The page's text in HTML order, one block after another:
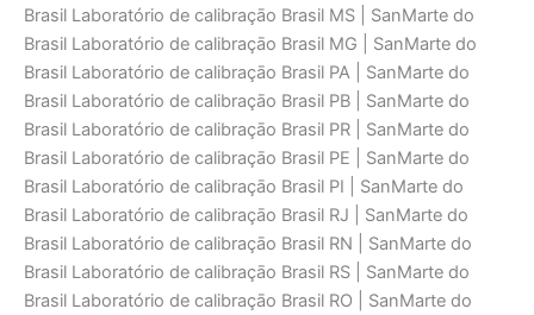
Brasil Laboratório de calibraçāo Brasil MS | SanMarte do
Brasil Laboratório de calibraçāo Brasil MG | SanMarte do
Brasil Laboratório de calibraçāo Brasil PA | SanMarte do
Brasil Laboratório de calibraçāo Brasil PB | SanMarte do
Brasil Laboratório de calibraçāo Brasil PR | SanMarte do
Brasil Laboratório de calibraçāo Brasil PE | SanMarte do
Brasil Laboratório de calibraçāo Brasil PI | SanMarte do
Brasil Laboratório de calibraçāo Brasil RJ | SanMarte do
Brasil Laboratório de calibraçāo Brasil RN | SanMarte do
Brasil Laboratório de calibraçāo Brasil RS | SanMarte do
Brasil Laboratório de calibraçāo Brasil RO | SanMarte do